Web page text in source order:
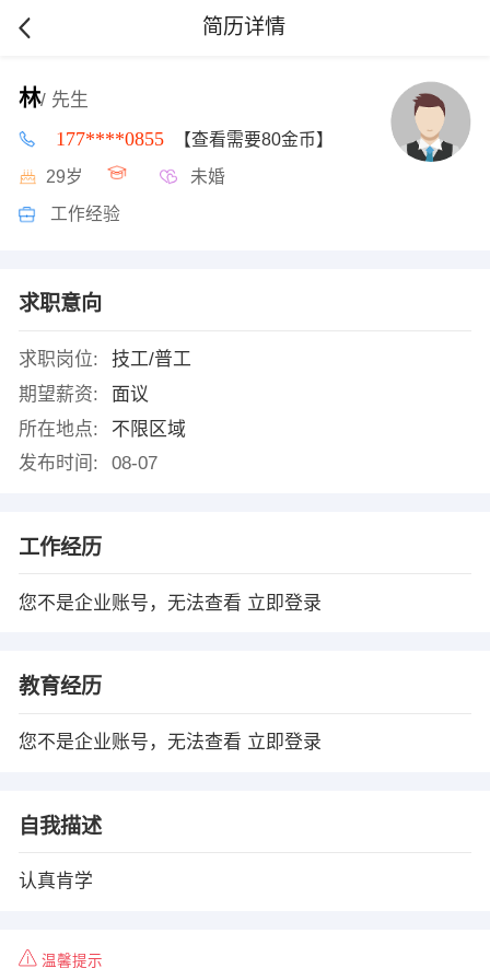
简历详情
林/ 先生
177****0855 【查看需要80金币】
29岁 未婚
工作经验
求职意向
求职岗位:
技工/普工
期望薪资:
面议
所在地点:
不限区域
发布时间:
08-07
工作经历
您不是企业账号，无法查看 立即登录
教育经历
您不是企业账号，无法查看 立即登录
自我描述
认真肯学
温馨提示